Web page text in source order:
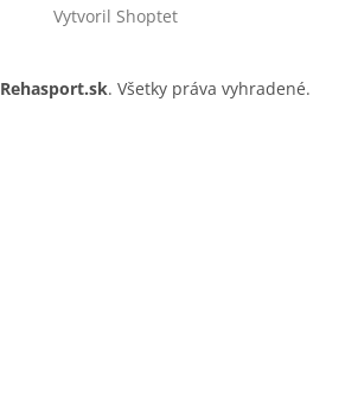
Vytvoril Shoptet
Rehasport.sk. Všetky práva vyhradené.